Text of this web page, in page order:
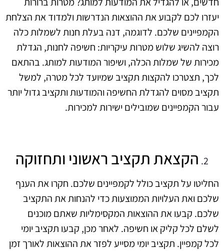
יעזרו לכם לקבוע את ההוצאות הנדרשות ולמדוד את הצלחת
הקמפיינים שלכם. לדוגמה, דנה בעלת חנות לשמלות כלה
רוצה להשיג שלוש מטרות עיקריות: חשיפה לחנות, הגדלת
מכירות של שמלות הכלה, ושיפור המודעות למותג. בהתאם
לכך, תצטרכו להקצות תקציב שמיועד לכל מטרה, למשל
תקציב מסוים להגדלת החשיפה והמודעות ותקציב גדול יותר
עבור הקמפיינים שמובילים ישירות למכירות.
הקצאת תקציב ראשוני ותחזוקה
החליטו על תקציב כולל לקמפיינים שלכם. חקרו את הענף
שלכם ואת העלויות הממוצעות כדי להנחות את התקציב
שלכם. קבעו את ההוצאות המקסימליות שאתם מוכנים
לשלם לכל קליק או חשיפה. לאחר מכן, קבעו תקציב יומי
לכל קמפיין. תקציב יומי מסייע לפזר את ההוצאות לאורך זמן